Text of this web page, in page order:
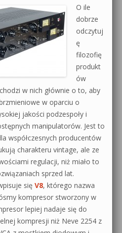
O ile
dobrze
odczytuj
ę
filozofię
produkt
ów
w nich głównie o to, aby
w oparciu o
jakości podzespoły i
manipulatorów. Jest to
współczesnych producentów
charakteru vintage, ale ze
regulacji, niż miało to
sprzed lat.
się V8, którego nazwa
kompresor stworzony w
lepiej nadaje się do
kompresji niż Neve 2254 z